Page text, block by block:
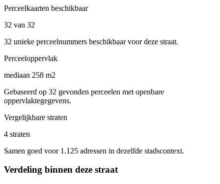
Perceelkaarten beschikbaar
32 van 32
32 unieke perceelnummers beschikbaar voor deze straat.
Perceeloppervlak
mediaan 258 m2
Gebaseerd op 32 gevonden perceelen met openbare
oppervlaktegegevens.
Vergelijkbare straten
4 straten
Samen goed voor 1.125 adressen in dezelfde stadscontext.
Verdeling binnen deze straat